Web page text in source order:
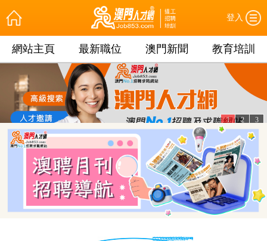
登入
網站主頁 最新職位 澳門新聞 教育培訓
3
2
1